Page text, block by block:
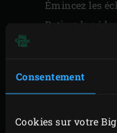
Consentement
Cookies sur votre Big
Émincez les
Retirez le
écrasez la